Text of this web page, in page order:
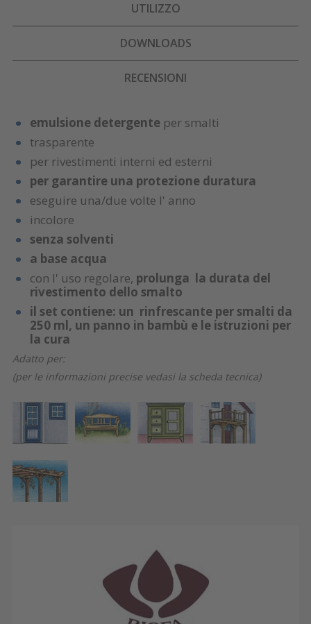
UTILIZZO
DOWNLOADS
RECENSIONI
emulsione detergenteper smalti
trasparente
per rivestimenti interni ed esterni
per garantire una protezione duratura
eseguire una/due volte l' anno
incolore
senza solventi
a base acqua
con l' uso regolare, prolunga la durata del
rivestimento dello smalto
il set contiene: un rinfrescante per smalti da
250 ml, un panno in bambù e le istruzioni per
la cura
Adatto per:
(per le informazioni precise vedasi la scheda tecnica)